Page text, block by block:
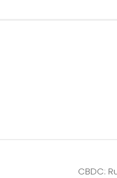
CBDC: